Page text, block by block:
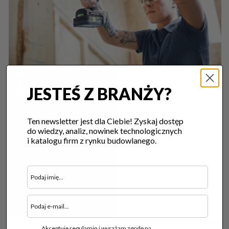
JESTEŚ Z BRANŻY?
Ten newsletter jest dla Ciebie! Zyskaj dostęp
do wiedzy, analiz, nowinek technologicznych
i katalogu firm z rynku budowlanego.